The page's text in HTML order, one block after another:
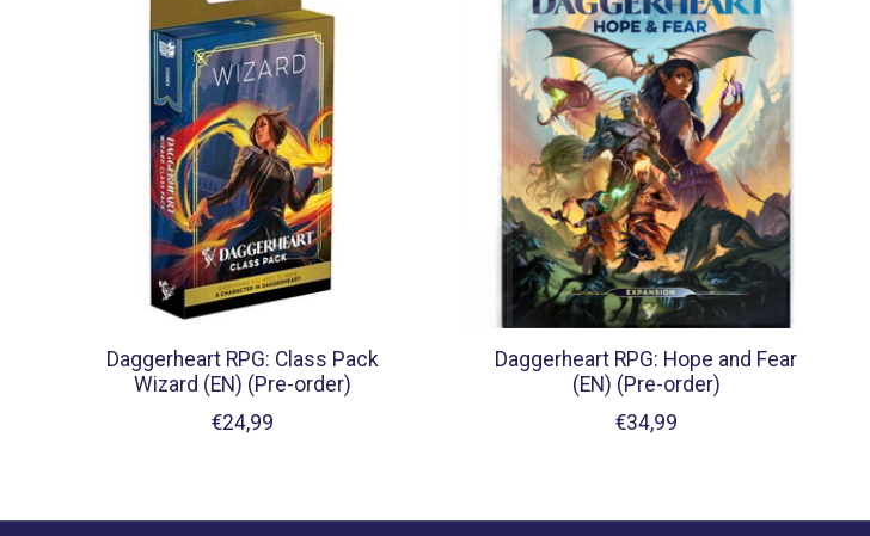
Daggerheart RPG: Class Pack
Wizard (EN) (Pre-order)
€24,99
Daggerheart RPG: Hope and Fear
(EN) (Pre-order)
€34,99